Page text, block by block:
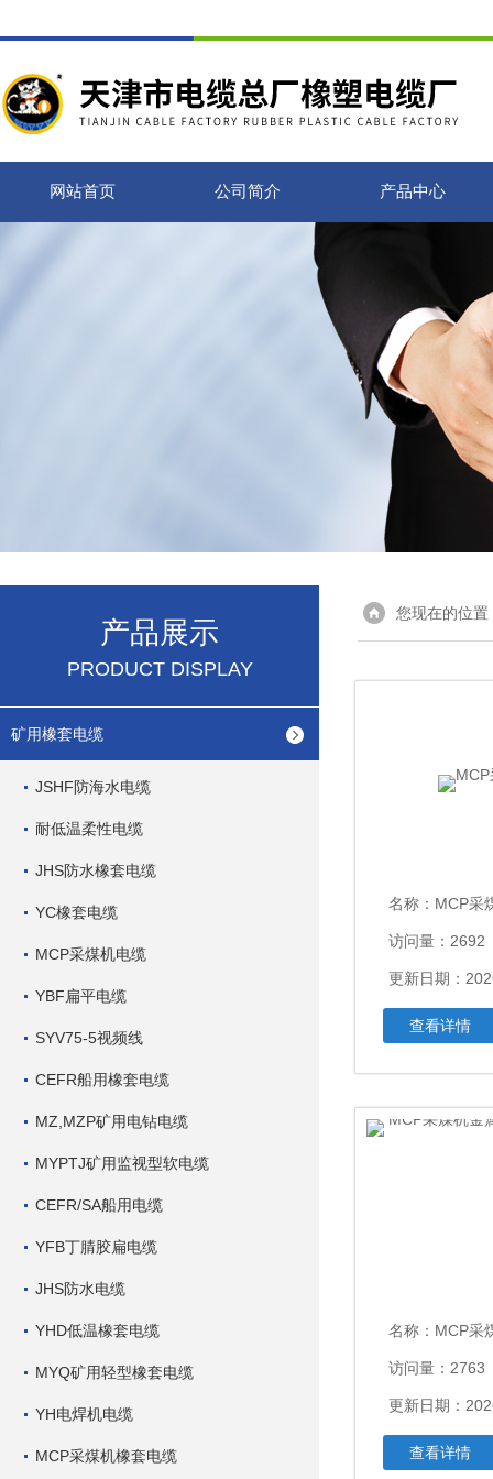
网站首页 公司简介 产品中心
产品展示
PRODUCT DISPLAY
矿用橡套电缆
JSHF防海水电缆
耐低温柔性电缆
JHS防水橡套电缆
YC橡套电缆
MCP采煤机电缆
YBF扁平电缆
SYV75-5视频线
CEFR船用橡套电缆
MZ,MZP矿用电钻电缆
MYPTJ矿用监视型软电缆
CEFR/SA船用电缆
YFB丁腈胶扁电缆
JHS防水电缆
YHD低温橡套电缆
MYQ矿用轻型橡套电缆
YH电焊机电缆
MCP采煤机橡套电缆
您现在的位置
名称： MCP采
访问量：2692
更新日期：
查看详情
名称： MCP采煤机
访问量：2763
更新日期：
查看详情